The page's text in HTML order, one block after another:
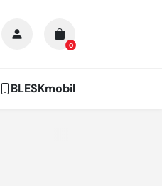
0
BLESKmobil